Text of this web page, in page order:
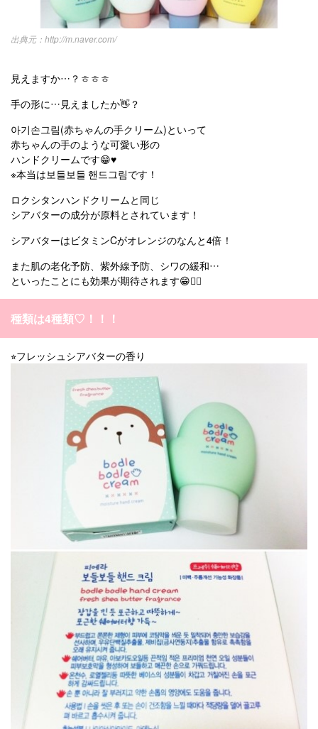
http://m.naver.com/
見えますか…？ㅎㅎㅎ
手の形に…見えましたか👋？
아기손그림(赤ちゃんの手クリーム)といって
赤ちゃんの手のような可愛い形の
ハンドクリームです😁♥️
※本当は보들보들 핸드그림です！
ロクシタンハンドクリームと同じ
シアバターの成分が原料とされています！
シアバターはビタミンCがオレンジのなんと4倍！
また肌の老化予防、紫外線予防、シワの緩和…
といったことにも効果が期待されます😁👌🏻
種類は4種類♡！！！
⭐︎フレッシュシアバターの香り